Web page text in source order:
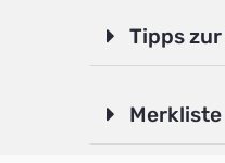
Tipps
Merkliste